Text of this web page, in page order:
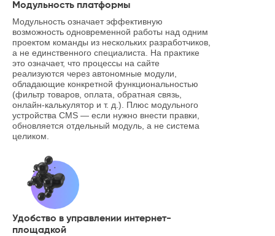
Модульность платформы
Модульность означает эффективную
возможность одновременной работы над одним
проектом команды из нескольких разработчиков,
а не единственного специалиста. На практике
это означает, что процессы на сайте
реализуются через автономные модули,
обладающие конкретной функциональностью
(фильтр товаров, оплата, обратная связь,
онлайн-калькулятор и т. д.). Плюс модульного
устройства CMS — если нужно внести правки,
обновляется отдельный модуль, а не система
целиком.
Удобство в управлении интернет-
площадкой